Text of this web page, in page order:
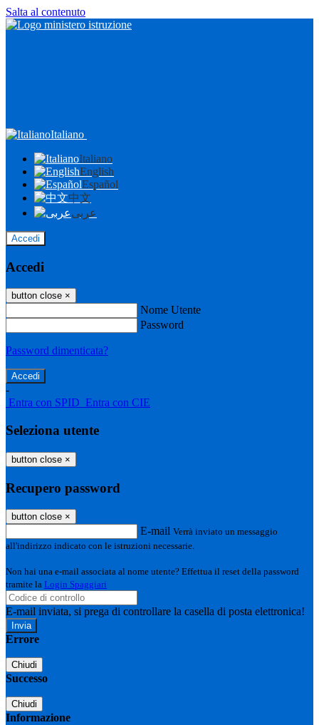
Salta al contenuto
Italiano
Italiano
English
Español
中文
عربى
Accedi
Accedi
button close ×
Nome Utente
Password
Password dimenticata?
-
Entra con SPID Entra con CIE
Seleziona utente
button close ×
Recupero password
button close ×
E-mail Verrà inviato un messaggio
all'indirizzo indicato con le istruzioni necessarie.
Non hai una e-mail associata al nome utente? Effettua il reset della password
tramite la Login Spaggiari
E-mail inviata, si prega di controllare la casella di posta elettronica!
Errore
Chiudi
Successo
Chiudi
Informazione